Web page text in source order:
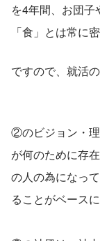
を4年間、お団子
「食」とは常に
ですので、就活
②のビジョン・
が何のために存
の人の為になっ
ることがベース